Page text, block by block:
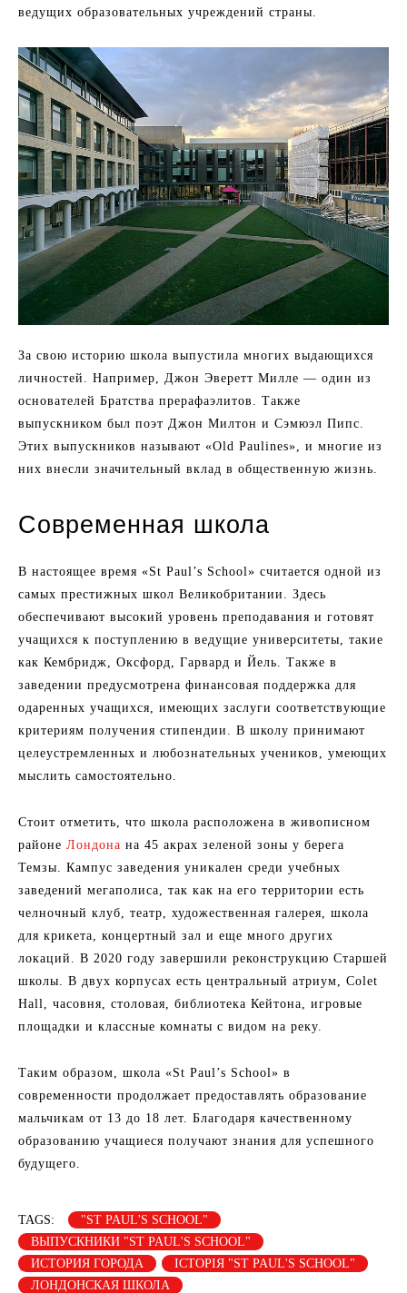
ведущих образовательных учреждений страны.
За свою историю школа выпустила многих выдающихся
личностей. Например, Джон Эверетт Милле — один из
основателей Братства прерафаэлитов. Также
выпускником был поэт Джон Милтон и Сэмюэл Пипс.
Этих выпускников называют «Old Paulines», и многие из
них внесли значительный вклад в общественную жизнь.
Современная школа
В настоящее время «St Paul’s School» считается одной из
самых престижных школ Великобритании. Здесь
обеспечивают высокий уровень преподавания и готовят
учащихся к поступлению в ведущие университеты, такие
как Кембридж, Оксфорд, Гарвард и Йель. Также в
заведении предусмотрена финансовая поддержка для
одаренных учащихся, имеющих заслуги соответствующие
критериям получения стипендии. В школу принимают
целеустремленных и любознательных учеников, умеющих
мыслить самостоятельно.
Стоит отметить, что школа расположена в живописном
районе Лондона на 45 акрах зеленой зоны у берега
Темзы. Кампус заведения уникален среди учебных
заведений мегаполиса, так как на его территории есть
челночный клуб, театр, художественная галерея, школа
для крикета, концертный зал и еще много других
локаций. В 2020 году завершили реконструкцию Старшей
школы. В двух корпусах есть центральный атриум, Colet
Hall, часовня, столовая, библиотека Кейтона, игровые
площадки и классные комнаты с видом на реку.
Таким образом, школа «St Paul’s School» в
современности продолжает предоставлять образование
мальчикам от 13 до 18 лет. Благодаря качественному
образованию учащиеся получают знания для успешного
будущего.
TAGS:
"ST PAUL'S SCHOOL"
ВЫПУСКНИКИ "ST PAUL'S SCHOOL"
ИСТОРИЯ ГОРОДА
ІСТОРІЯ "ST PAUL'S SCHOOL"
ЛОНДОНСКАЯ ШКОЛА